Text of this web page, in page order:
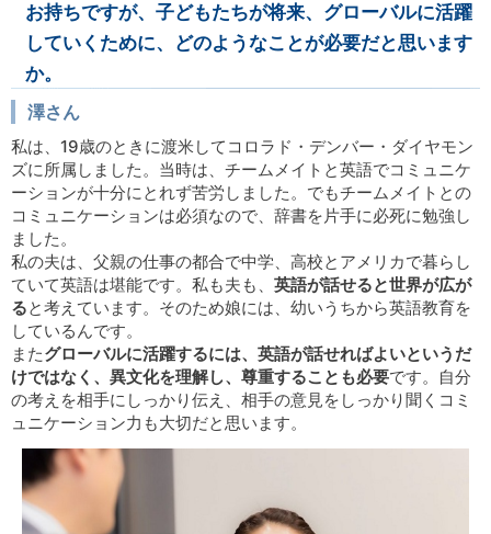
お持ちですが、子どもたちが将来、グローバルに活躍
していくために、どのようなことが必要だと思います
か。
澤さん
私は、19歳のときに渡米してコロラド・デンバー・ダイヤモン
ズに所属しました。当時は、チームメイトと英語でコミュニケ
ーションが十分にとれず苦労しました。でもチームメイトとの
コミュニケーションは必須なので、辞書を片手に必死に勉強し
ました。
私の夫は、父親の仕事の都合で中学、高校とアメリカで暮らし
ていて英語は堪能です。私も夫も、 英語が話せると世界が広が
ると考えています。そのため娘には、幼いうちから英語教育を
しているんです。
またグローバルに活躍するには、英語が話せればよいというだ
けではなく、異文化を理解し、尊重することも必要です。自分
の考えを相手にしっかり伝え、相手の意見をしっかり聞くコミ
ュニケーション力も大切だと思います。